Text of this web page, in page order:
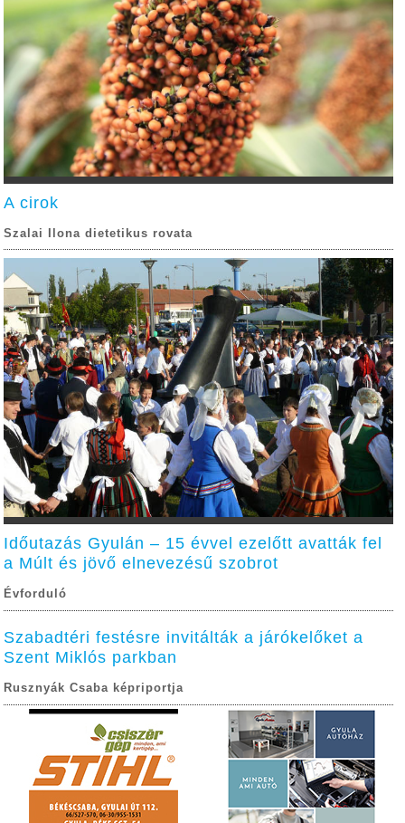
A cirok
Szalai Ilona dietetikus rovata
Időutazás Gyulán – 15 évvel ezelőtt avatták fel
a Múlt és jövő elnevezésű szobrot
Évforduló
Szabadtéri festésre invitálták a járókelőket a
Szent Miklós parkban
Rusznyák Csaba képriportja